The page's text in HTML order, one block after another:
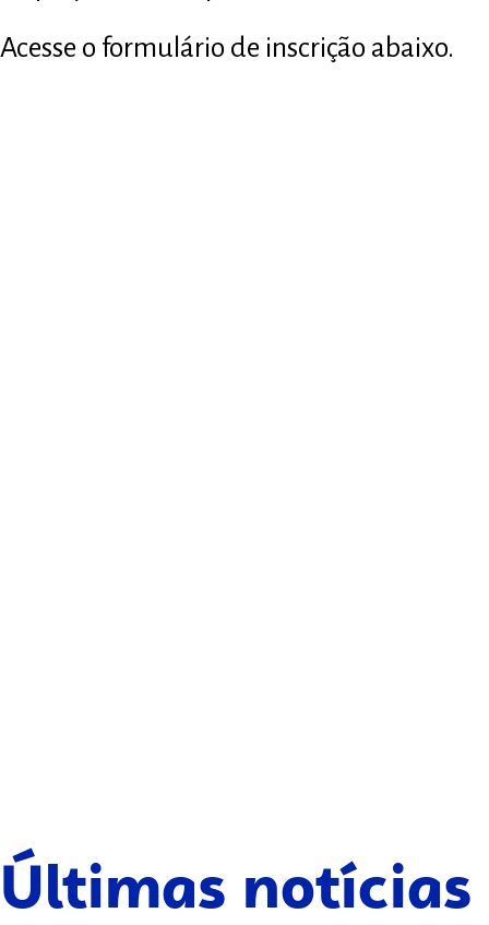
Acesse o formulário de inscrição abaixo.
Últimas notícias